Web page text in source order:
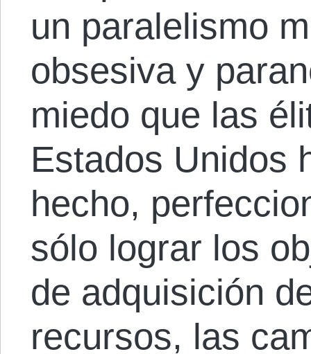
un paralelismo
obsesiva y
miedo que las
Estados Unidos
hecho,
sólo lograr los
de adquisición
recursos, las